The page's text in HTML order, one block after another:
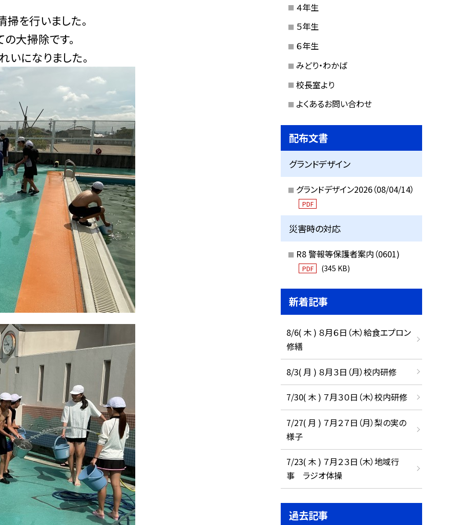
を行いました。
大掃除です。
いになりました。
４年生
５年生
６年生
みどり・わかば
校長室より
よくあるお問い合わせ
配布文書
グランドデザイン
グランドデザイン2026（08/04/14）
PDF
災害時の対応
R8 警報等保護者案内（0601)
PDF (345 KB)
新着記事
8/6( 木 ) ８月６日（木）給食エプロン
修繕
8/3( 月 ) ８月３日（月）校内研修
7/30( 木 ) ７月３０日（木）校内研修
7/27( 月 ) ７月２７日（月）梨の実の
様子
7/23( 木 ) ７月２３日（木）地域行
事 ラジオ体操
過去記事